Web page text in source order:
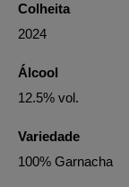
Colheita
2024
Álcool
12.5% vol.
Variedade
100% Garnacha